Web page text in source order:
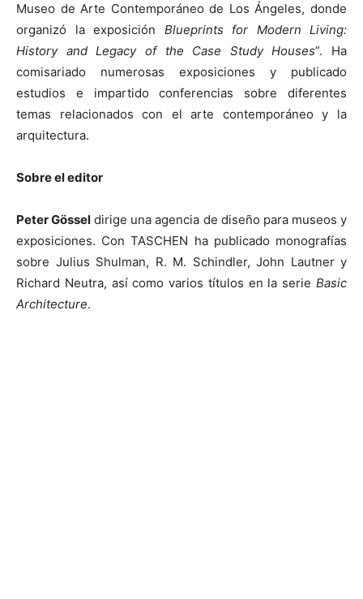
Museo de Arte Contemporáneo de Los Ángeles, donde
organizó la exposición Blueprints for Modern Living:
History and Legacy of the Case Study Houses”. Ha
comisariado numerosas exposiciones y publicado
estudios e impartido conferencias sobre diferentes
temas relacionados con el arte contemporáneo y la
arquitectura.
Sobre el editor
Peter Gössel dirige una agencia de diseño para museos y
exposiciones. Con TASCHEN ha publicado monografías
sobre Julius Shulman, R. M. Schindler, John Lautner y
Richard Neutra, así como varios títulos en la serie Basic
Architecture.